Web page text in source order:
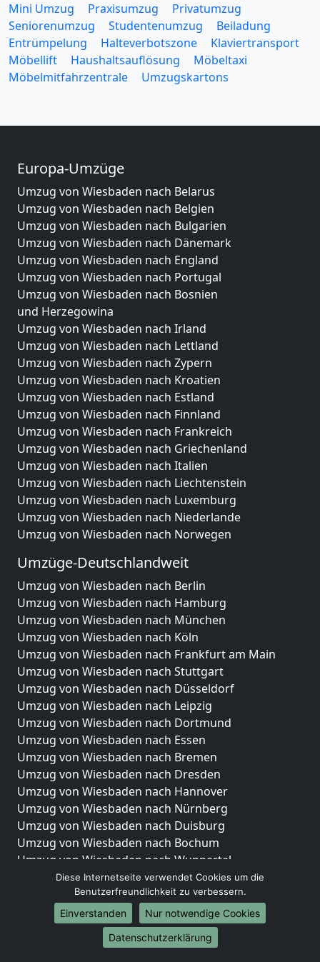
Mini Umzug
Praxisumzug
Privatumzug
Seniorenumzug
Studentenumzug
Beiladung
Entrümpelung
Halteverbotszone
Klaviertransport
Möbellift
Haushaltsauflösung
Möbeltaxi
Möbelmitfahrzentrale
Umzugskartons
Europa-Umzüge
Umzug von Wiesbaden nach Belarus
Umzug von Wiesbaden nach Belgien
Umzug von Wiesbaden nach Bulgarien
Umzug von Wiesbaden nach Dänemark
Umzug von Wiesbaden nach England
Umzug von Wiesbaden nach Portugal
Umzug von Wiesbaden nach Bosnien
und Herzegowina
Umzug von Wiesbaden nach Irland
Umzug von Wiesbaden nach Lettland
Umzug von Wiesbaden nach Zypern
Umzug von Wiesbaden nach Kroatien
Umzug von Wiesbaden nach Estland
Umzug von Wiesbaden nach Finnland
Umzug von Wiesbaden nach Frankreich
Umzug von Wiesbaden nach Griechenland
Umzug von Wiesbaden nach Italien
Umzug von Wiesbaden nach Liechtenstein
Umzug von Wiesbaden nach Luxemburg
Umzug von Wiesbaden nach Niederlande
Umzug von Wiesbaden nach Norwegen
Umzüge-Deutschlandweit
Umzug von Wiesbaden nach Berlin
Umzug von Wiesbaden nach Hamburg
Umzug von Wiesbaden nach München
Umzug von Wiesbaden nach Köln
Umzug von Wiesbaden nach Frankfurt am Main
Umzug von Wiesbaden nach Stuttgart
Umzug von Wiesbaden nach Düsseldorf
Umzug von Wiesbaden nach Leipzig
Umzug von Wiesbaden nach Dortmund
Umzug von Wiesbaden nach Essen
Umzug von Wiesbaden nach Bremen
Umzug von Wiesbaden nach Dresden
Umzug von Wiesbaden nach Hannover
Umzug von Wiesbaden nach Nürnberg
Umzug von Wiesbaden nach Duisburg
Umzug von Wiesbaden nach Bochum
Umzug von Wiesbaden nach Wuppertal
Umzug von Wiesbaden nach Bielefeld
Umzug von Wiesbaden nach Bonn
Umzug von Wiesbaden nach Münster
Internationale-Umzüge
Diese Internetseite verwendet Cookies um die
Benutzerfreundlichkeit zu verbessern.
Einverstanden
Nur notwendige Cookies
Datenschutzerklärung